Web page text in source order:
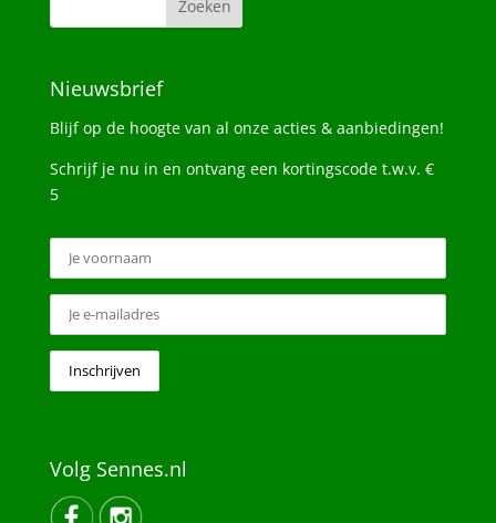
Nieuwsbrief
Blijf op de hoogte van al onze acties & aanbiedingen!
Schrijf je nu in en ontvang een kortingscode t.w.v. €
5
Volg Sennes.nl